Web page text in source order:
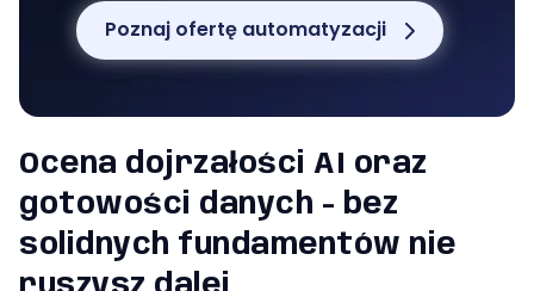
Poznaj ofertę automatyzacji
Ocena dojrzałości AI oraz
gotowości danych - bez
solidnych fundamentów nie